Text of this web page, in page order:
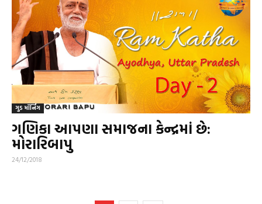
ગુડ મૉર્નિંગ
ગણિકા આપણા સમાજના કેન્દ્રમાં છે:
મોરારિબાપુ
24/12/2018